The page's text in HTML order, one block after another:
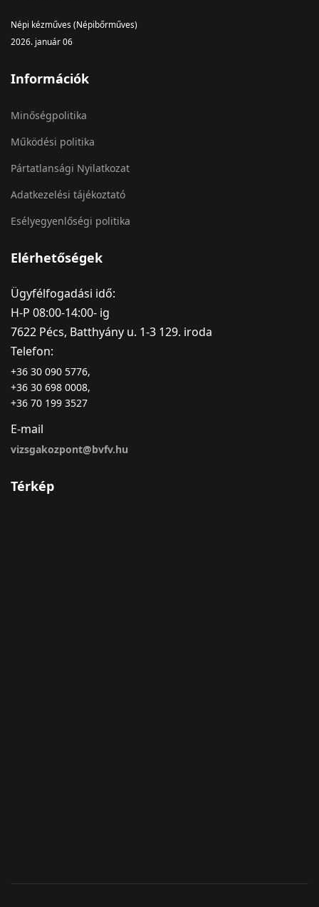
Népi kézműves (Népibőrműves)
2026. január 06
Információk
Minőségpolitika
Működési politika
Pártatlansági Nyilatkozat
Adatkezelési tájékoztató
Esélyegyenlőségi politika
Elérhetőségek
Ügyfélfogadási idő:
H-P 08:00-14:00- ig
7622 Pécs, Batthyány u. 1-3 129. iroda
Telefon:
+36 30 090 5776,
+36 30 698 0008,
+36 70 199 3527
E-mail
vizsgakozpont@bvfv.hu
Térkép